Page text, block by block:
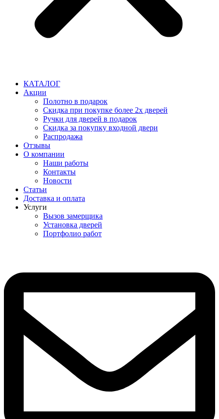
КАТАЛОГ
Акции
Полотно в подарок
Скидка при покупке более 2х дверей
Ручки для дверей в подарок
Скидка за покупку входной двери
Распродажа
Отзывы
О компании
Наши работы
Контакты
Новости
Статьи
Доставка и оплата
Услуги
Вызов замерщика
Установка дверей
Портфолио работ